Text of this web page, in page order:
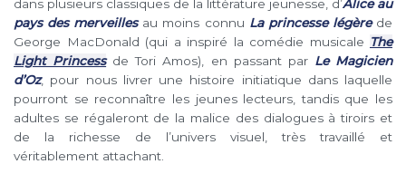
dans plusieurs classiques de la littérature jeunesse, d’Alice au
pays des merveillesau moins connu La princesse légère de
George MacDonald (qui a inspiré la comédie musicale The
Light Princessde Tori Amos), en passant par Le Magicien
d’Oz, pour nous livrer une histoire initiatique dans laquelle
pourront se reconnaître les jeunes lecteurs, tandis que les
adultes se régaleront de la malice des dialogues à tiroirs et
de la richesse de l’univers visuel, très travaillé et
véritablement attachant.